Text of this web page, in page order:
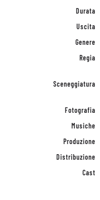
Durata
Uscita
Genere
Regia
Sceneggiatura
Fotografia
Musiche
Produzione
Distribuzione
Cast